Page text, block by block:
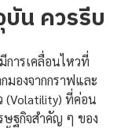
น ควรรีบ
การเคลื่อนไหวที่
มองจากกราฟและ
(Volatility) ที่ค่อน
ษฐกิจสำคัญ ๆ ของ